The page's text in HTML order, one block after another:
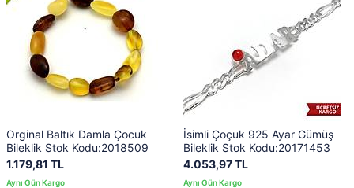
Orginal Baltık Damla Çocuk
Bileklik Stok Kodu:2018509
1.179,81 TL
İsimli Çoçuk 925 Ayar Gümüş
Bileklik Stok Kodu:20171453
4.053,97 TL